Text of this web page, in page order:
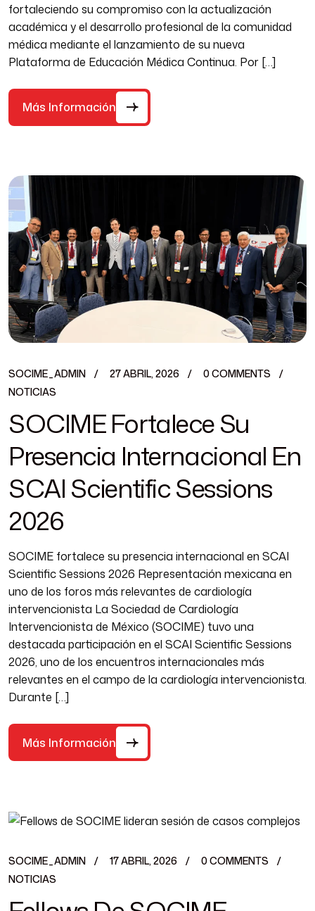
fortaleciendo su compromiso con la actualización
académica y el desarrollo profesional de la comunidad
médica mediante el lanzamiento de su nueva
Plataforma de Educación Médica Continua. Por […]
Más Información
SOCIME_ADMIN 27 ABRIL, 2026
0 COMMENTS
NOTICIAS
SOCIME Fortalece Su
Presencia Internacional En
SCAI Scientific Sessions
2026
SOCIME fortalece su presencia internacional en SCAI
Scientific Sessions 2026 Representación mexicana en
uno de los foros más relevantes de cardiología
intervencionista La Sociedad de Cardiología
Intervencionista de México (SOCIME) tuvo una
destacada participación en el SCAI Scientific Sessions
2026, uno de los encuentros internacionales más
relevantes en el campo de la cardiología intervencionista.
Durante […]
Más Información
SOCIME_ADMIN 17 ABRIL, 2026
0 COMMENTS
NOTICIAS